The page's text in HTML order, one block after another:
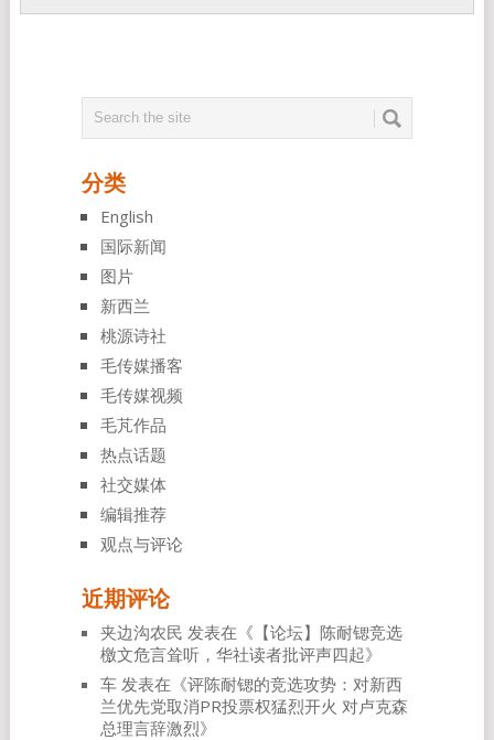
分类
English
国际新闻
图片
新西兰
桃源诗社
毛传媒播客
毛传媒视频
毛芃作品
热点话题
社交媒体
编辑推荐
观点与评论
近期评论
夹边沟农民 发表在《 【论坛】陈耐锶竞选
檄文危言耸听，华社读者批评声四起》
车发表在《评陈耐锶的竞选攻势：对新西
兰优先党取消PR投票权猛烈开火 对卢克森
总理言辞激烈》